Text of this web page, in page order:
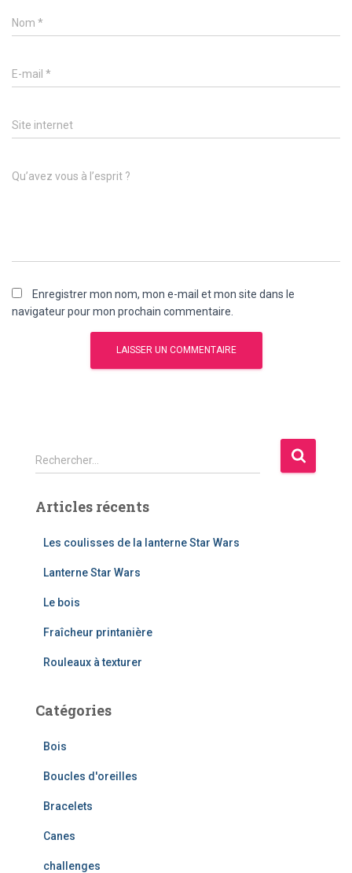
Nom *
E-mail *
Site internet
Qu’avez vous à l’esprit ?
Enregistrer mon nom, mon e-mail et mon site dans le
navigateur pour mon prochain commentaire.
R
e
h
Rechercher…
Articles récents
Les coulisses de la lanterne Star Wars
Lanterne Star Wars
Le bois
Fraîcheur printanière
Rouleaux à texturer
Catégories
Bois
Boucles d'oreilles
Bracelets
Canes
challenges